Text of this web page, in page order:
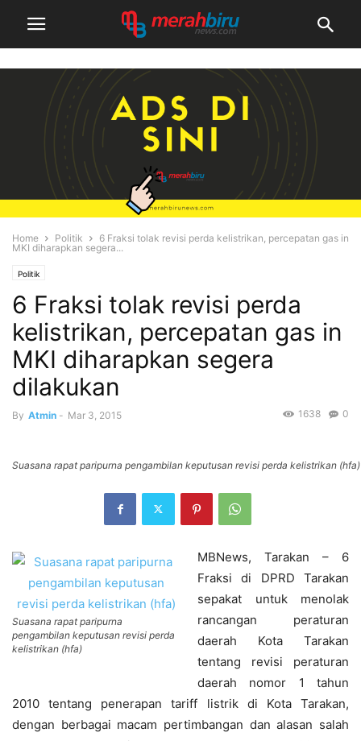
Home Politik
6 Fraksi tolak revisi perda kelistrikan, percepatan gas in
MKI diharapkan segera...
Politik
6 Fraksi tolak revisi perda
kelistrikan, percepatan gas in
MKI diharapkan segera
dilakukan
By Atmin - Mar 3, 2015 0
1638
Suasana rapat paripurna pengambilan keputusan revisi perda kelistrikan (hfa)
Suasana rapat paripurna
pengambilan keputusan revisi perda
kelistrikan (hfa)
MBNews, Tarakan – 6
Fraksi di DPRD Tarakan
sepakat untuk menolak
rancangan peraturan
daerah Kota Tarakan
tentang revisi peraturan
daerah nomor 1 tahun
2010 tentang penerapan tariff listrik di Kota Tarakan,
dengan berbagai macam pertimbangan dan alasan salah